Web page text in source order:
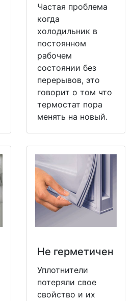
Частая проблема
когда
холодильник в
постоянном
рабочем
состоянии без
перерывов, это
говорит о том что
термостат пора
менять на новый.
Не герметичен
Уплотнители
потеряли свое
свойство и их